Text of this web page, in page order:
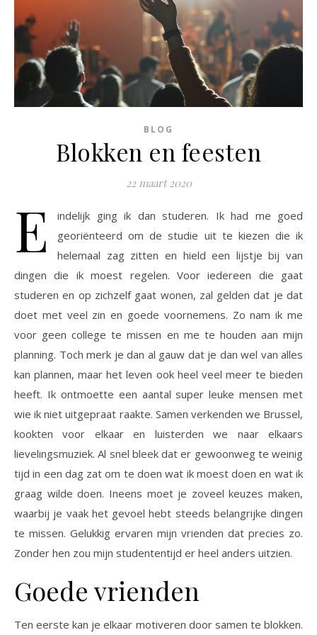
BLOG
Blokken en feesten
22 maart 2020
E
indelijk ging ik dan studeren. Ik had me goed
georiënteerd om de studie uit te kiezen die ik
helemaal zag zitten en hield een lijstje bij van
dingen die ik moest regelen. Voor iedereen die gaat
studeren en op zichzelf gaat wonen, zal gelden dat je dat
doet met veel zin en goede voornemens. Zo nam ik me
voor geen college te missen en me te houden aan mijn
planning. Toch merk je dan al gauw dat je dan wel van alles
kan plannen, maar het leven ook heel veel meer te bieden
heeft. Ik ontmoette een aantal super leuke mensen met
wie ik niet uitgepraat raakte. Samen verkenden we Brussel,
kookten voor elkaar en luisterden we naar elkaars
lievelingsmuziek. Al snel bleek dat er gewoonweg te weinig
tijd in een dag zat om te doen wat ik moest doen en wat ik
graag wilde doen. Ineens moet je zoveel keuzes maken,
waarbij je vaak het gevoel hebt steeds belangrijke dingen
te missen. Gelukkig ervaren mijn vrienden dat precies zo.
Zonder hen zou mijn studententijd er heel anders uitzien.
Goede vrienden
Ten eerste kan je elkaar motiveren door samen te blokken.